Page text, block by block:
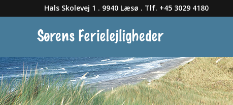
Hals Skolevej 1 . 9940 Læsø . Tlf. +45 3029 4180